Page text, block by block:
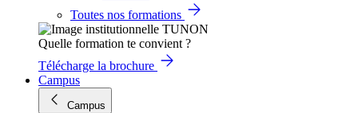
Toutes nos formations
Quelle formation te convient ?
Télécharge la brochure
Campus
Campus